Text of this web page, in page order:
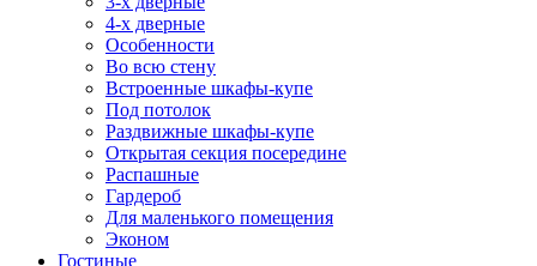
4-х дверные
Особенности
Во всю стену
Встроенные шкафы-купе
Под потолок
Раздвижные шкафы-купе
Открытая секция посередине
Распашные
Гардероб
Для маленького помещения
Эконом
Гостиные